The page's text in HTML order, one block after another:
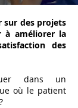
sur des projets
à améliorer la
des
dans un
où le patient